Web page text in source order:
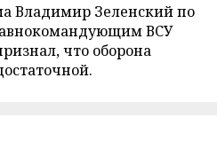
Владимир Зеленский по
ВСУ
что оборона